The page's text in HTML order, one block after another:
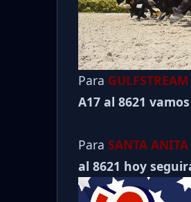
Para
A17 al 8621
Para SANTA ANITA
al 8621 hoy